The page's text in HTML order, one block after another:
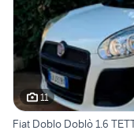
11
Fiat Doblo Doblò 1.6